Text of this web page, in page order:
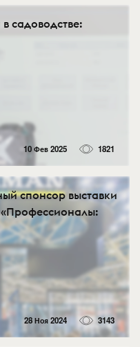
садоводстве:
10 Фев 2025 1821
спонсор выставки
«Профессионалы:
28 Ноя 2024 3143